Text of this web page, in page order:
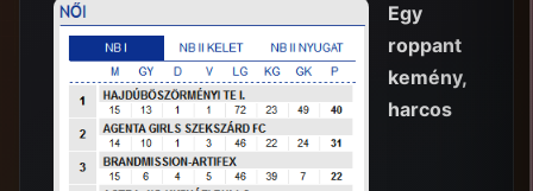
Egy
roppant
kemény,
harcos